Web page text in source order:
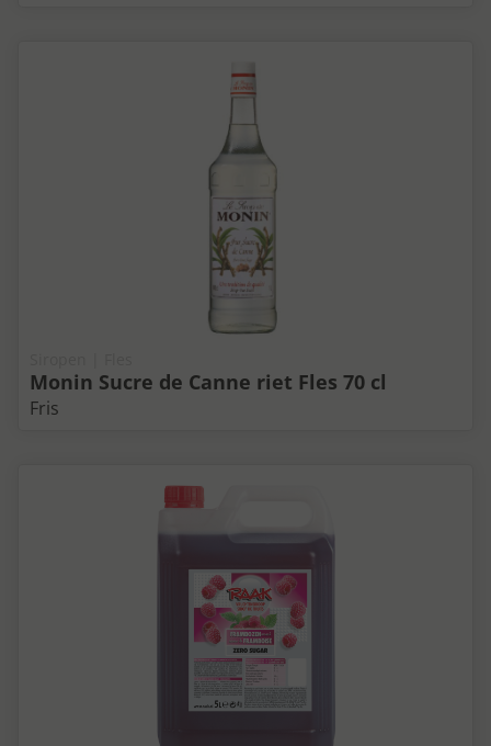
Monin Sucre de Canne riet Fles 70 cl
Fris